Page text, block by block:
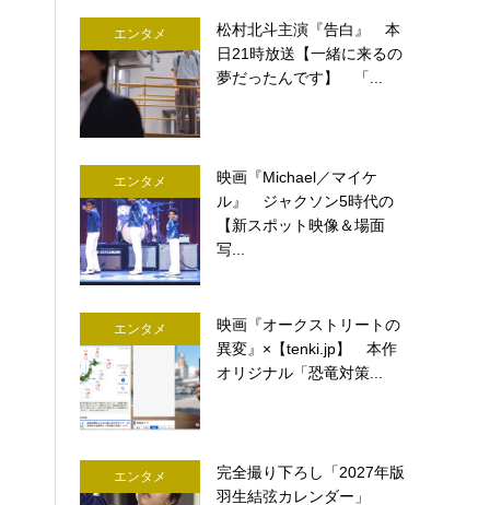
エンタメ
松村北斗主演『告白』 本
日21時放送【一緒に来るの
夢だったんです】 「...
エンタメ
映画『Michael／マイケ
ル』 ジャクソン5時代の
【新スポット映像＆場面
写...
エンタメ
映画『オークストリートの
異変』×【tenki.jp】 本作
オリジナル「恐竜対策...
エンタメ
完全撮り下ろし「2027年版
羽生結弦カレンダー」